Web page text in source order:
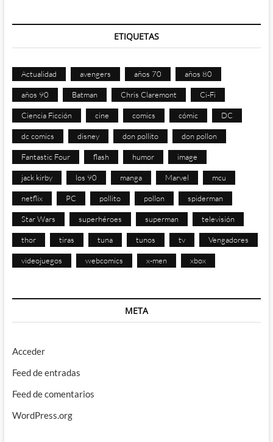
ETIQUETAS
Actualidad avengers años 70 años 80
años 90 Batman Chris Claremont Ci-Fi
Ciencia Ficción cine comics cómic DC
dc comics disney don pollito don pollon
Fantastic Four flash humor image
jack kirby los 90 manga Marvel mcu
netflix PC pollito pollon spiderman
Star Wars superhéroes superman televisión
thor tiras tuna tunos tv Vengadores
videojuegos webcomics x-men xbox
META
Acceder
Feed de entradas
Feed de comentarios
WordPress.org